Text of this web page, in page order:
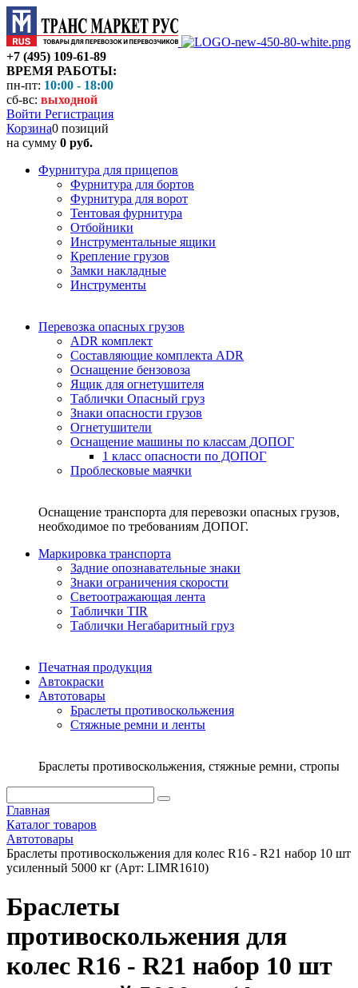
+7 (495) 109-61-89
ВРЕМЯ РАБОТЫ:
пн-пт: 10:00 - 18:00
сб-вс: выходной
Войти Регистрация
Корзина0 позиций
на сумму 0 руб.
Фурнитура для прицепов
Фурнитура для бортов
Фурнитура для ворот
Тентовая фурнитура
Отбойники
Инструментальные ящики
Крепление грузов
Замки накладные
Инструменты
Перевозка опасных грузов
ADR комплект
Составляющие комплекта ADR
Оснащение бензовоза
Ящик для огнетушителя
Таблички Опасный груз
Знаки опасности грузов
Огнетушители
Оснащение машины по классам ДОПОГ
1 класс опасности по ДОПОГ
Проблесковые маячки
Оснащение транспорта для перевозки опасных грузов,
необходимое по требованиям ДОПОГ.
Маркировка транспорта
Задние опознавательные знаки
Знаки ограничения скорости
Светоотражающая лента
Таблички TIR
Таблички Негабаритный груз
Печатная продукция
Автокраски
Автотовары
Браслеты противоскольжения
Стяжныe ремни и ленты
Браслеты противоскольжения, стяжные ремни, стропы
Главная
Каталог товаров
Автотовары
Браслеты противоскольжения для колес R16 - R21 набор 10 шт
усиленный 5000 кг (Арт: LIMR1610)
Браслеты
противоскольжения для
колес R16 - R21 набор 10 шт